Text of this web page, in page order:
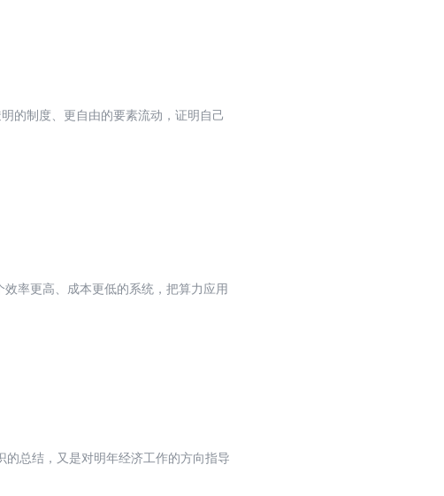
的制度、更自由的要素流动，证明自己
率更高、成本更低的系统，把算力应用
总结，又是对明年经济工作的方向指导